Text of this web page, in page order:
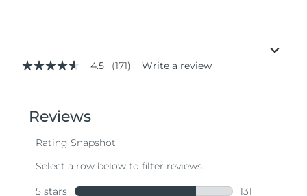
4.5
stars,
average
value.
171
Same
4.5 (171) Write a review